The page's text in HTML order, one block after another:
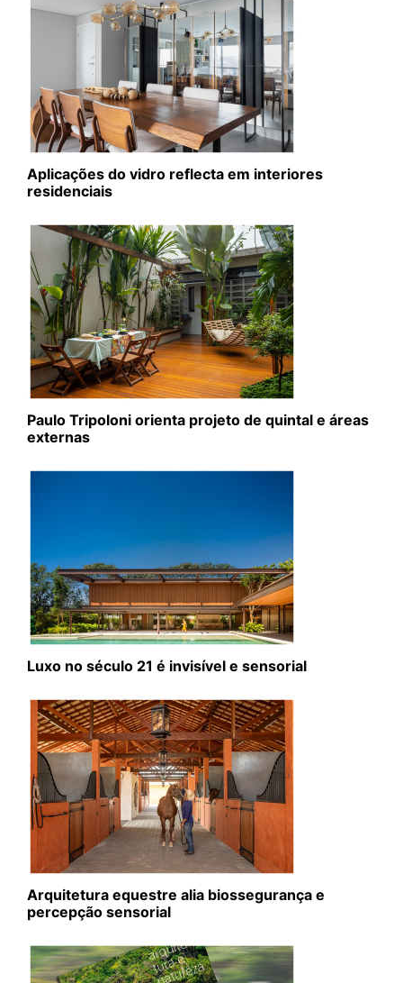
Aplicações do vidro reflecta em interiores
residenciais
Paulo Tripoloni orienta projeto de quintal e áreas
externas
Luxo no século 21 é invisível e sensorial
Arquitetura equestre alia biossegurança e
percepção sensorial